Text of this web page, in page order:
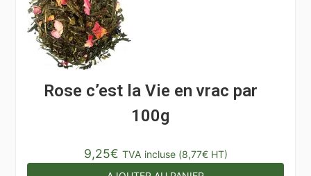
Rose c’est la Vie en vrac par
100g
9,25€ TVA incluse (8,77€HT)